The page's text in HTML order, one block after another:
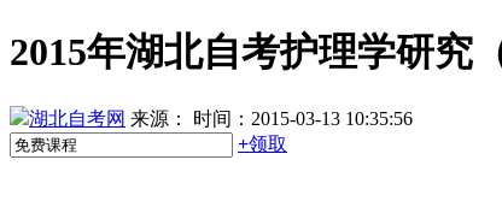
2015年湖北自考护理学研究
湖北自考网 来源：
时间：2015-03-13 10:35:56
+领取